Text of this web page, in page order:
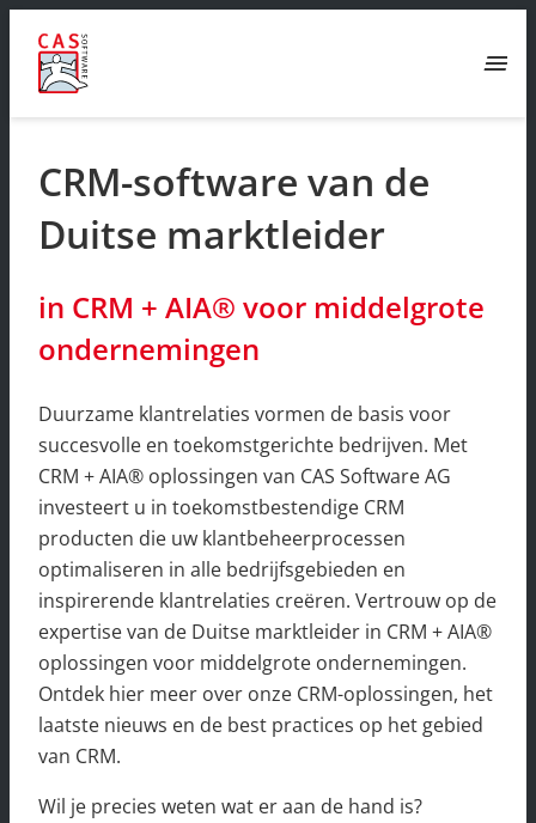
menu
CRM-software van de
Duitse marktleider
in CRM + AIA® voor middelgrote
ondernemingen
Duurzame klantrelaties vormen de basis voor
succesvolle en toekomstgerichte bedrijven. Met
CRM + AIA® oplossingen van CAS Software AG
investeert u in toekomstbestendige CRM
producten die uw klantbeheerprocessen
optimaliseren in alle bedrijfsgebieden en
inspirerende klantrelaties creëren. Vertrouw op de
expertise van de Duitse marktleider in CRM + AIA®
oplossingen voor middelgrote ondernemingen.
Ontdek hier meer over onze CRM-oplossingen, het
laatste nieuws en de best practices op het gebied
van CRM.
Wil je precies weten wat er aan de hand is?